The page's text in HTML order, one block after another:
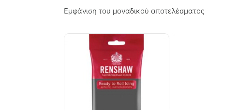
Εμφάνιση του μοναδικού αποτελέσματος